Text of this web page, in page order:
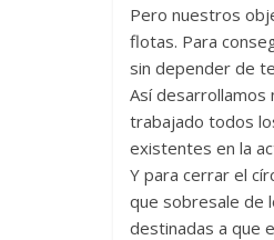
Pero nuestros
flotas. Para
sin depender de
Así
trabajado todos
existentes en la
Y para cerrar el
que sobresale de
destinadas a que